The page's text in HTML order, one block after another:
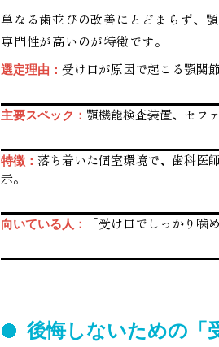
単なる歯並びの改善にとどまらず、
専門性が高いのが特徴です。
選定理由： 受け口が原因で起こる顎関
主要スペック： 顎機能検査装置、セフ
特徴： 落ち着いた個室環境で、歯科医
示。
向いている人： 「受け口でしっかり噛
後悔しないための「